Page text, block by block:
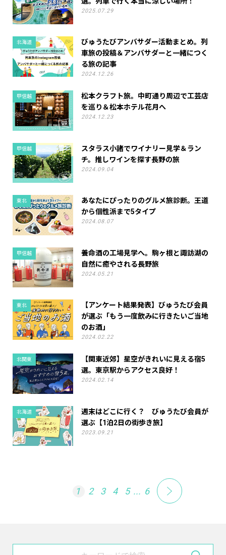
2025.07.29
北海道
びゅうたびアンバサダー活動まとめ。列
車旅の投稿＆アンバサダーと一緒につく
る旅の記事
2024.12.26
甲信越
松本クラフト旅。中町通り周辺で工芸店
を巡り＆松本ホテル花月へ
2024.12.23
甲信越
スタラス小諸でワイナリー見学＆ラン
チ。推しワインを探す長野の旅
2024.09.04
東北
あなたにぴったりのグルメ旅診断。王道
から個性派まで5タイプ
2024.08.07
甲信越
養命酒の工場見学へ。駒ヶ根と諏訪湖の
自然に癒やされる長野旅
2024.05.21
東北
【アンケート結果発表】びゅうたび会員
が選ぶ「もう一度飲みに行きたいご当地
のお酒」
2024.02.22
北関東
【関東近郊】星空がきれいに見える宿5
選。東京駅からアクセス良好！
2024.02.14
北海道
週末はどこに行く？ びゅうたび会員が
選ぶ【1泊2日の街歩き旅】
2023.09.21
1 2 3 4 5 ... 6